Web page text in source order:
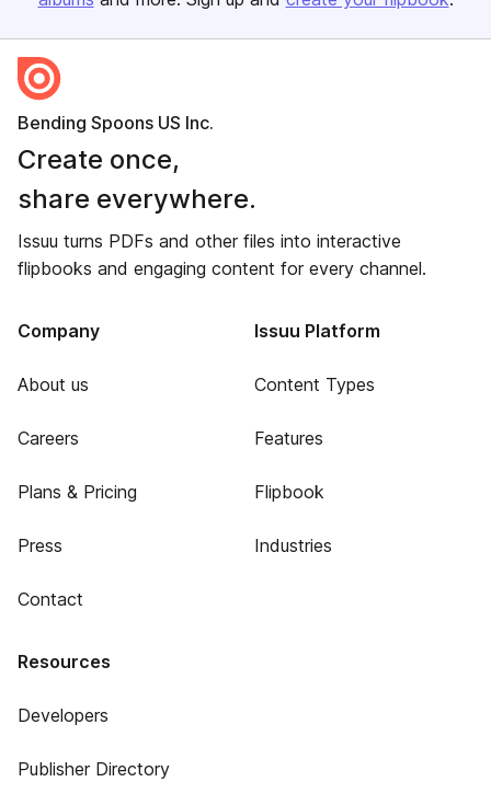
Bending Spoons US Inc.
Create once,
share everywhere.
Issuu turns PDFs and other files into interactive
flipbooks and engaging content for every channel.
Company
About us
Careers
Plans & Pricing
Press
Contact
Issuu Platform
Content Types
Features
Flipbook
Industries
Resources
Developers
Publisher Directory